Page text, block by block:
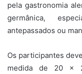
pela gastronomia
germânica,
antepassados ou
Os participantes
medida de 20 x